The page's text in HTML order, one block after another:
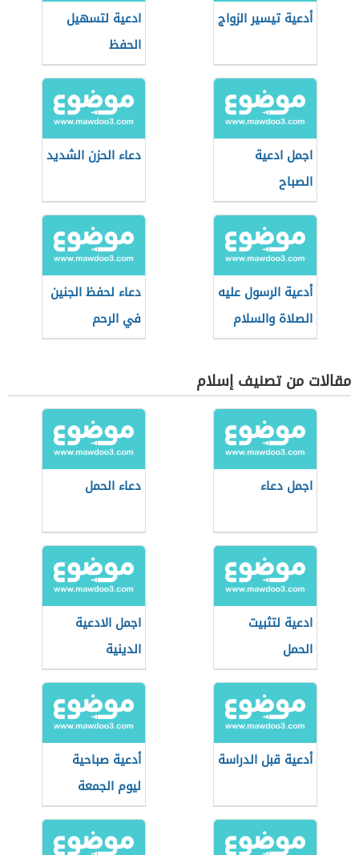
أدعية تيسير الزواج
ادعية لتسهيل
الحفظ
اجمل ادعية
الصباح
دعاء الحزن الشديد
أدعية الرسول عليه
الصلاة والسلام
دعاء لحفظ الجنين
في الرحم
مقالات من تصنيف إسلام
اجمل دعاء دعاء الحمل
ادعية لتثبيت
الحمل
اجمل الادعية
الدينية
أدعية قبل الدراسة
أدعية صباحية
ليوم الجمعة